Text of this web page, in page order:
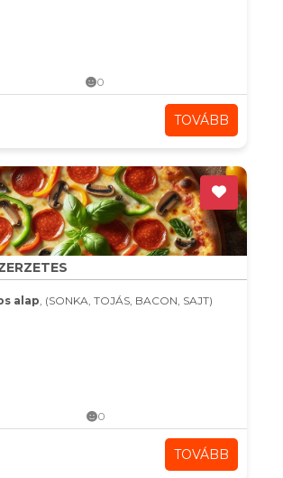
0
TOVÁBB
alap, (SONKA, TOJÁS, BACON, SAJT)
0
TOVÁBB